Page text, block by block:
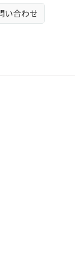
い合わせ